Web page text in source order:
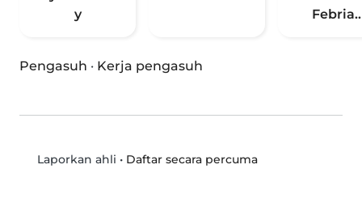
y
Febria..
Pengasuh · Kerja pengasuh
Laporkan ahli • Daftar secara percuma